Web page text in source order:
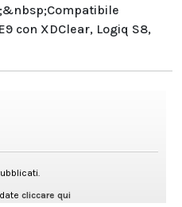
con XDClear, Logiq S8,